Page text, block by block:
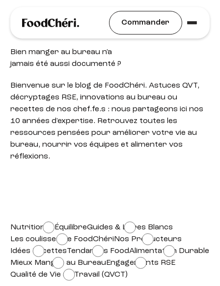
Commander
Blog
Bien manger au bureau n'a
jamais été aussi documenté ?
Bienvenue sur le blog de FoodChéri. Astuces QVT,
décryptages RSE, innovations au bureau ou
recettes de nos chef.fe.s : nous partageons ici nos
10 années d'expertise. Retrouvez toutes les
ressources pensées pour améliorer votre vie au
bureau, nourrir vos équipes et alimenter vos
réflexions.
Nutrition & ÉquilibreGuides & Livres Blancs
Les coulisses de FoodChériNos Producteurs
Idées RecettesTendances FoodAlimentation Durable
Mieux Manger au BureauEngagements RSE
Qualité de Vie au Travail (QVCT)